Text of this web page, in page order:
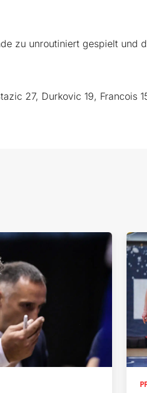
zu unroutiniert gespielt und
27, Durkovic 19, Francois